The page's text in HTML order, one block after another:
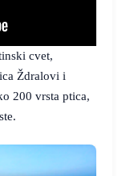
cvet,
Ždralovi i
200 vrsta ptica,